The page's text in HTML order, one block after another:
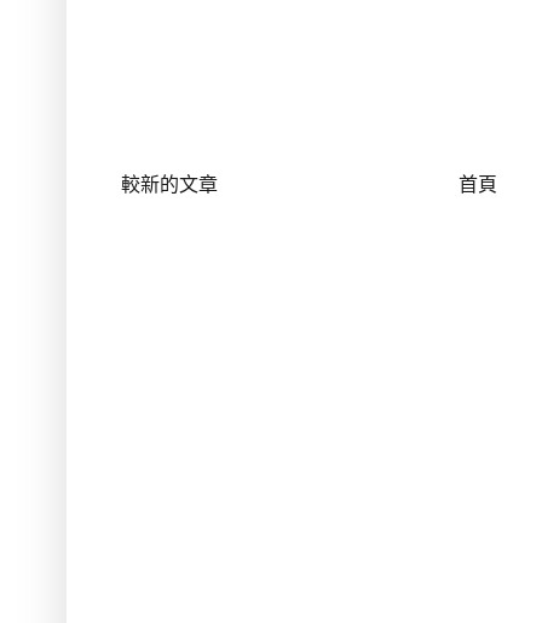
較新的文章 首頁